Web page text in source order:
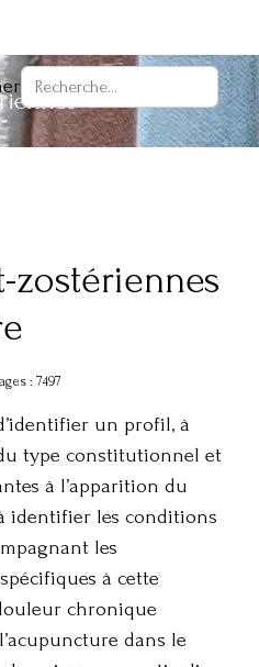
zostériennes
: 7497
un profil, à
type constitutionnel et
à l’apparition du
identifier les conditions
les
à cette
chronique
dans le